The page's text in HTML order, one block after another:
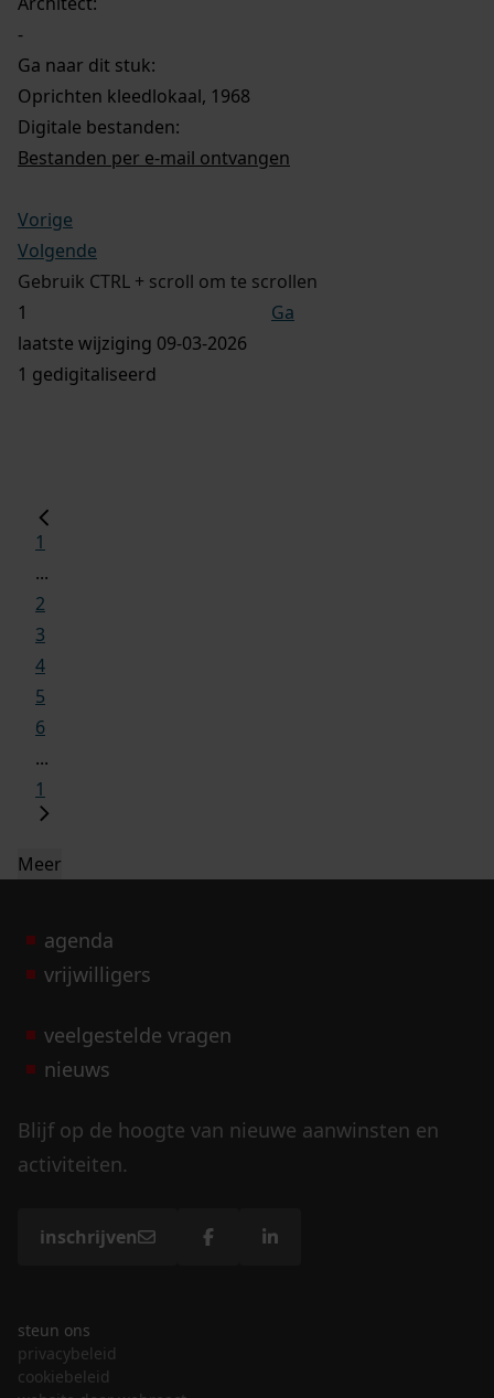
-
Ga naar dit stuk:
Oprichten kleedlokaal, 1968
Digitale bestanden:
Bestanden per e-mail ontvangen
Vorige
Volgende
Gebruik CTRL + scroll om te scrollen
Ga
laatste wijziging 09-03-2026
1 gedigitaliseerd
1
...
2
3
4
5
6
...
1
Meer
agenda
vrijwilligers
veelgestelde vragen
nieuws
Blijf op de hoogte van nieuwe aanwinsten en
activiteiten.
inschrijven
steun ons
privacybeleid
cookiebeleid